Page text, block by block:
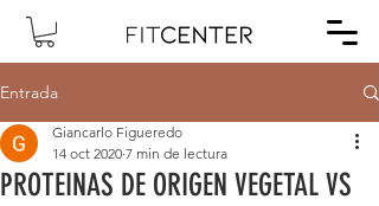
Entrada
PROTEINAS DE ORIGEN VEGETAL VS
Giancarlo Figueredo
14 oct 2020 7 min de lectura